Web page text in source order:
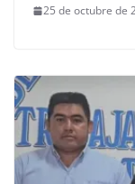
25 de octubre de